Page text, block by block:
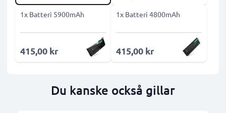
1x Batteri 5900mAh
415,00 kr
1x Batteri 4800mAh
415,00 kr
Du kanske också gillar